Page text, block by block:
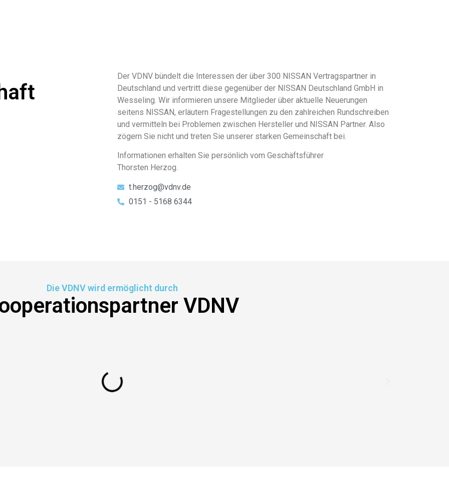
Der VDNV bündelt die Interessen der über 300 NISSAN Vertragspartner in
Deutschland und vertritt diese gegenüber der NISSAN Deutschland GmbH in
Wesseling. Wir informieren unsere Mitglieder über aktuelle Neuerungen
seitens NISSAN, erläutern Fragestellungen zu den zahlreichen Rundschreiben
und vermitteln bei Problemen zwischen Hersteller und NISSAN Partner. Also
zögern Sie nicht und treten Sie unserer starken Gemeinschaft bei.
Informationen erhalten Sie persönlich vom Geschäftsführer
Thorsten Herzog.
t.herzog@vdnv.de
0151 - 5168 6344
Die VDNV wird ermöglicht durch
VDNV